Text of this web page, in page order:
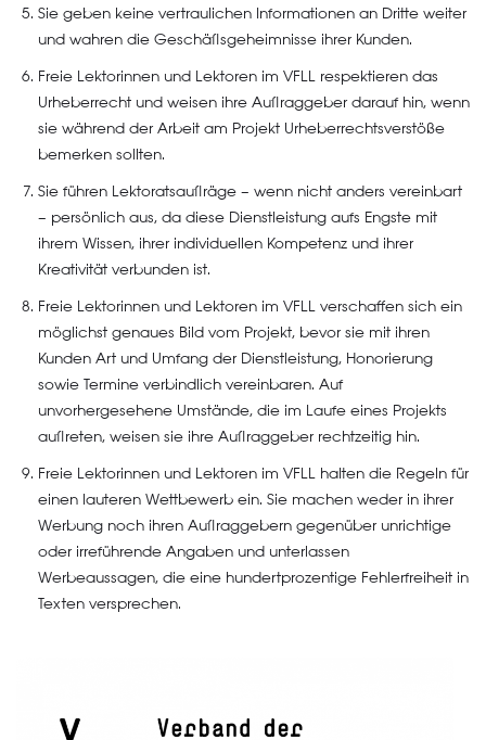
Sie geben keine vertraulichen Informationen an Dritte weiter
und wahren die Geschäftsgeheimnisse ihrer Kunden.
Freie Lektorinnen und Lektoren im VFLL respektieren das
Urheberrecht und weisen ihre Auftraggeber darauf hin, wenn
sie während der Arbeit am Projekt Urheberrechtsverstöße
bemerken sollten.
Sie führen Lektoratsaufträge – wenn nicht anders vereinbart
– persönlich aus, da diese Dienstleistung aufs Engste mit
ihrem Wissen, ihrer individuellen Kompetenz und ihrer
Kreativität verbunden ist.
Freie Lektorinnen und Lektoren im VFLL verschaffen sich ein
möglichst genaues Bild vom Projekt, bevor sie mit ihren
Kunden Art und Umfang der Dienstleistung, Honorierung
sowie Termine verbindlich vereinbaren. Auf
unvorhergesehene Umstände, die im Laufe eines Projekts
auftreten, weisen sie ihre Auftraggeber rechtzeitig hin.
Freie Lektorinnen und Lektoren im VFLL halten die Regeln für
einen lauteren Wettbewerb ein. Sie machen weder in ihrer
Werbung noch ihren Auftraggebern gegenüber unrichtige
oder irreführende Angaben und unterlassen
Werbeaussagen, die eine hundertprozentige Fehlerfreiheit in
Texten versprechen.